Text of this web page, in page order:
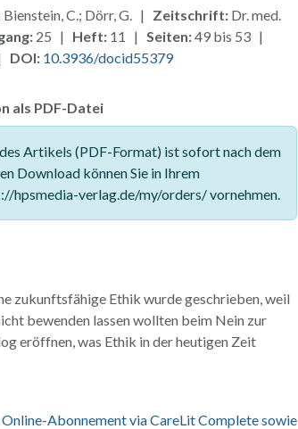
C.; Dörr, G. | Zeitschrift:Dr. med.
25 | Heft:11 | Seiten:49 bis 53 |
DOI: 10.3936/docid55379
als PDF-Datei
Artikels (PDF-Format) ist sofort nach dem
Download können Sie in Ihrem
hpsmedia-verlag.de/my/orders/ vornehmen.
zukunftsfähige Ethik wurde geschrieben, weil
bewenden lassen wollten beim Nein zur
eröffnen, was Ethik in der heutigen Zeit
Abonnement via CareLit Complete sowie